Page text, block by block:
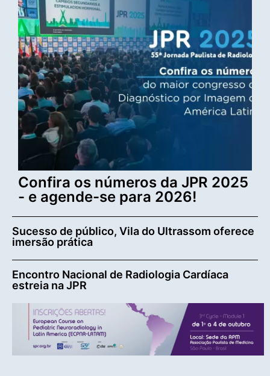
Confira os números da JPR 2025
- e agende-se para 2026!
Sucesso de público, Vila do Ultrassom oferece
imersão prática
Encontro Nacional de Radiologia Cardíaca
estreia na JPR